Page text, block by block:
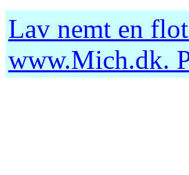
Lav nemt en
www.Mich.dk.